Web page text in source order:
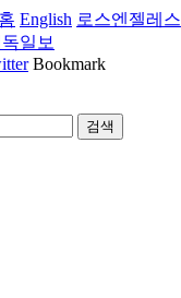
English 로스엔젤레스
일보
Bookmark